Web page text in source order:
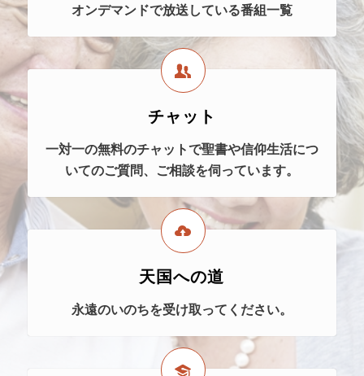
オンデマンドで放送している番組一覧
チャット
一対一の無料のチャットで聖書や信仰生活につ
いてのご質問、ご相談を伺っています。
天国への道
永遠のいのちを受け取ってください。